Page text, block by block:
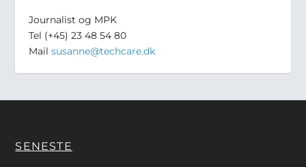
Journalist og MPK
Tel (+45) 23 48 54 80
Mailsusanne@techcare.dk
SENESTE